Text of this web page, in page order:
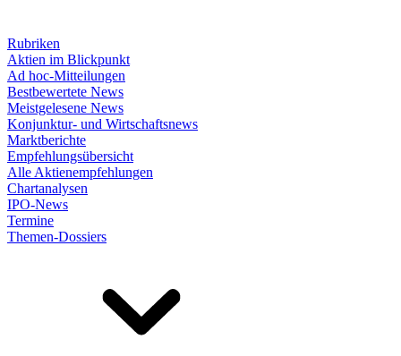
Rubriken
Aktien im Blickpunkt
Ad hoc-Mitteilungen
Bestbewertete News
Meistgelesene News
Konjunktur- und Wirtschaftsnews
Marktberichte
Empfehlungsübersicht
Alle Aktienempfehlungen
Chartanalysen
IPO-News
Termine
Themen-Dossiers